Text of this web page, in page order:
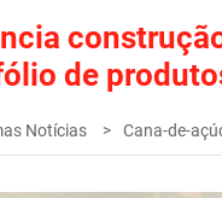
de
Notícias Cana-de-